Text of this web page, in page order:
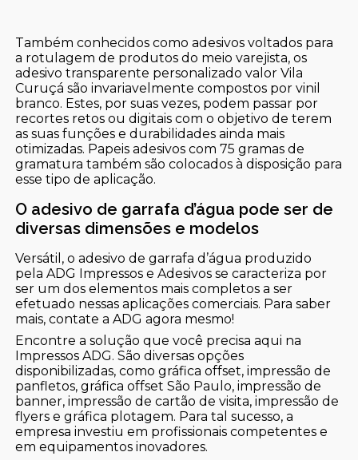
Também conhecidos como adesivos voltados para
a rotulagem de produtos do meio varejista, os
adesivo transparente personalizado valor Vila
Curuçá são invariavelmente compostos por vinil
branco. Estes, por suas vezes, podem passar por
recortes retos ou digitais com o objetivo de terem
as suas funções e durabilidades ainda mais
otimizadas. Papeis adesivos com 75 gramas de
gramatura também são colocados à disposição para
esse tipo de aplicação.
O adesivo de garrafa d’água pode ser de
diversas dimensões e modelos
Versátil, o adesivo de garrafa d’água produzido
pela ADG Impressos e Adesivos se caracteriza por
ser um dos elementos mais completos a ser
efetuado nessas aplicações comerciais. Para saber
mais, contate a ADG agora mesmo!
Encontre a solução que você precisa aqui na
Impressos ADG. São diversas opções
disponibilizadas, como gráfica offset, impressão de
panfletos, gráfica offset São Paulo, impressão de
banner, impressão de cartão de visita, impressão de
flyers e gráfica plotagem. Para tal sucesso, a
empresa investiu em profissionais competentes e
em equipamentos inovadores.